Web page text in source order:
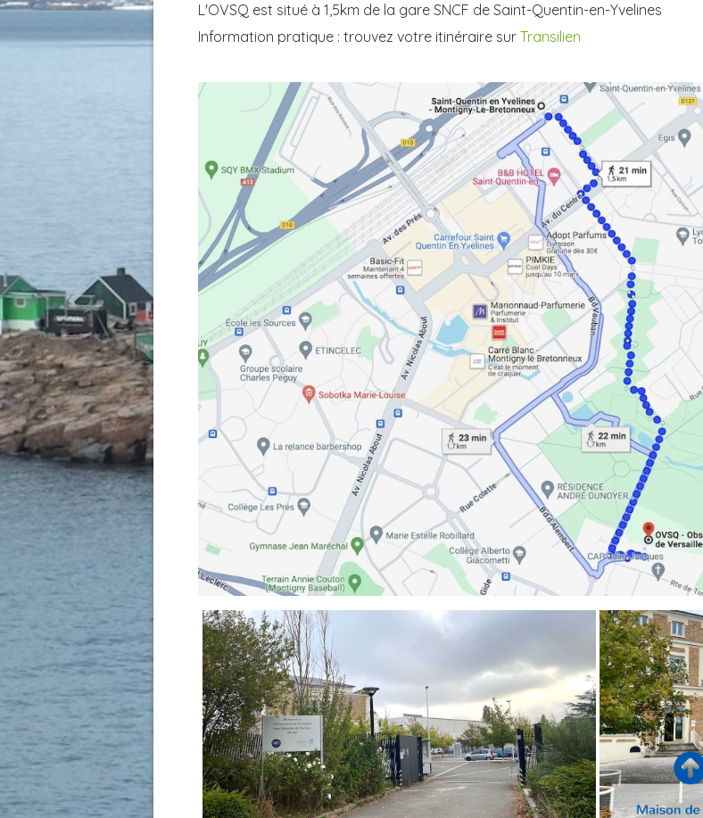
L'OVSQ est situé à 1,5km de la gare SNCF de Saint-Quentin-en-Yvelines
Information pratique : trouvez votre itinéraire sur Transilien